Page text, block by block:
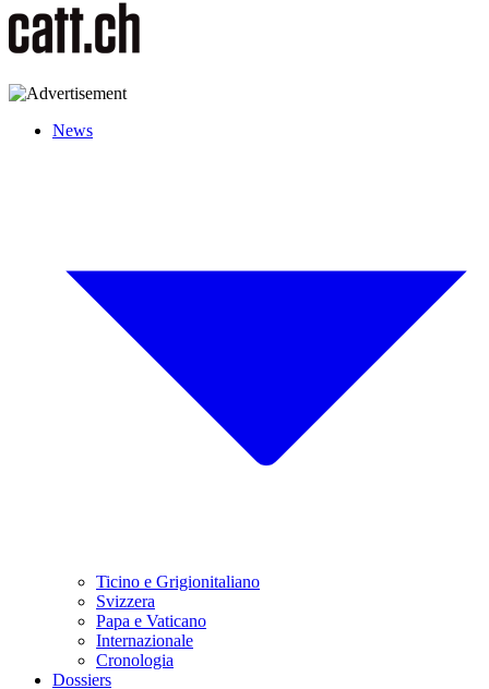
News
Ticino e Grigionitaliano
Svizzera
Papa e Vaticano
Internazionale
Cronologia
Dossiers